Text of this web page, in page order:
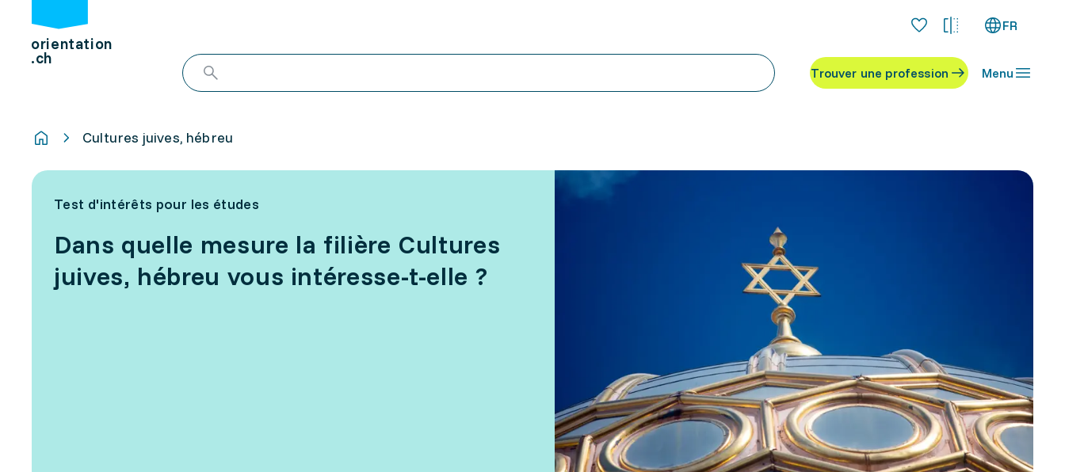
orientation
.ch
FR
Trouver une profession Menu
Cultures juives, hébreu
Test d'intérêts pour les études
Dans quelle mesure la filière Cultures
juives, hébreu vous intéresse-t-elle ?